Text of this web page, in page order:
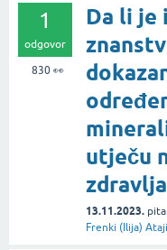
1
odgovor
830👀
Da li je
utječu
13.11.2023.
Frenki (Ilija)